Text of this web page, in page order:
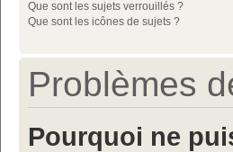
Que sont les sujets verrouillés ?
Que sont les icônes de sujets ?
Problèmes
Pourquoi ne